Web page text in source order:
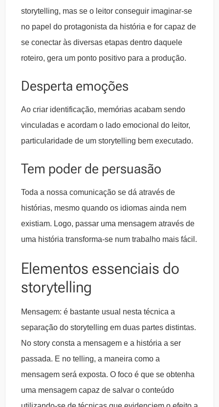
storytelling, mas se o leitor conseguir imaginar-se
no papel do protagonista da história e for capaz de
se conectar às diversas etapas dentro daquele
roteiro, gera um ponto positivo para a produção.
Desperta emoções
Ao criar identificação, memórias acabam sendo
vinculadas e acordam o lado emocional do leitor,
particularidade de um storytelling bem executado.
Tem poder de persuasão
Toda a nossa comunicação se dá através de
histórias, mesmo quando os idiomas ainda nem
existiam. Logo, passar uma mensagem através de
uma história transforma-se num trabalho mais fácil.
Elementos essenciais do
storytelling
Mensagem: é bastante usual nesta técnica a
separação do storytelling em duas partes distintas.
No story consta a mensagem e a história a ser
passada. E no telling, a maneira como a
mensagem será exposta. O foco é que se obtenha
uma mensagem capaz de salvar o conteúdo